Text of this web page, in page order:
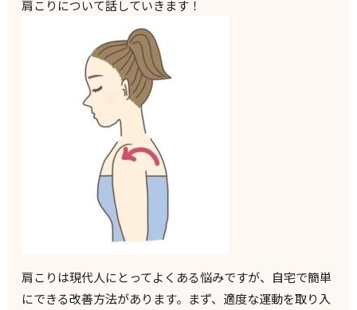
肩こりについて話していきます！
肩こりは現代人にとってよくある悩みですが、自宅で簡単
にできる改善方法があります。まず、適度な運動を取り入